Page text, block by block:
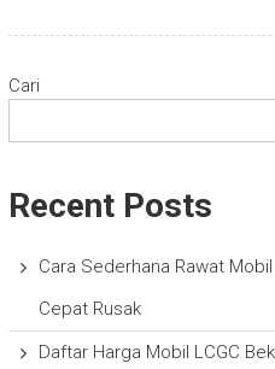
Cari
Recent Posts
Cara Sederhana Rawat
Cepat Rusak
Daftar Harga Mobil LCGC